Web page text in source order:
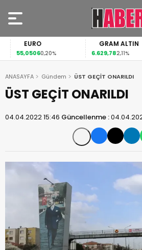
EURO
55,05060,20%
GRAM ALTIN
6.629,782,11%
ANASAYFA Gündem ÜST GEÇİT ONARILDI
ÜST GEÇİT ONARILDI
04.04.2022 15:46 Güncellenme :